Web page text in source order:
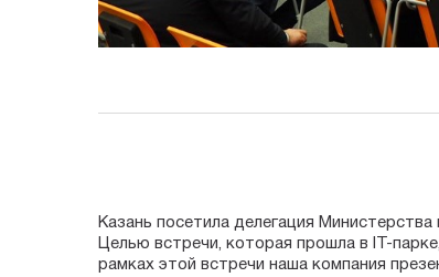
Казань посетила делегация
Целью встречи, которая прошла в IT-
рамках этой встречи наша компания